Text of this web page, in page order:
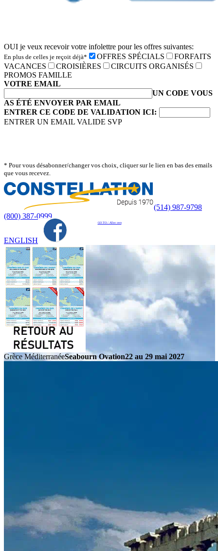
OUI je veux recevoir votre infolettre pour les offres suivantes:
En plus de celles je reçoit déjà* OFFRES SPÉCIALS
FORFAITS
VACANCES
CROISIÈRES
CIRCUITS ORGANISÉS
PROMOS FAMILLE
VOTRE EMAIL
UN CODE VOUS
AS ÉTÉ ENVOYER PAR EMAIL
ENTRER CE CODE DE VALIDATION ICI:
ENTRER UN EMAIL VALIDE SVP
* Pour vous désabonner/changer vos choix, cliquer sur le lien en bas des emails
que vous recevez.
(514) 987-9798
(800) 387-0999
GO TO / Aller vers
ENGLISH
Grèce MéditerranéeSeabourn Ovation22 au 29 mai 2027